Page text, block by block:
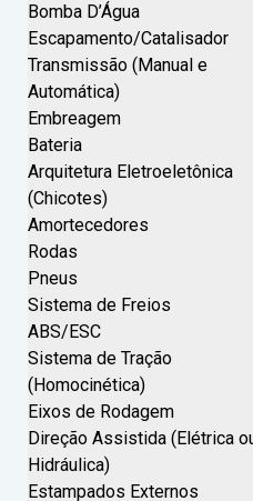
Bomba D’Água
Escapamento/Catalisador
Transmissão (Manual e
Automática)
Embreagem
Bateria
Arquitetura Eletroeletônica
(Chicotes)
Amortecedores
Rodas
Pneus
Sistema de Freios
ABS/ESC
Sistema de Tração
(Homocinética)
Eixos de Rodagem
Direção Assistida (Elétrica
Hidráulica)
Estampados Externos